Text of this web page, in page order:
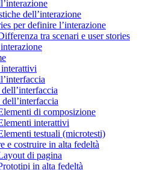
dell’interazione
per definire l’interazione
tra scenari e user stories
di composizione
interattivi
testuali (microtesti)
e costruire in alta fedeltà
di pagina
in alta fedeltà